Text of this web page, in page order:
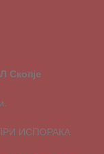
ИСПОРАКА